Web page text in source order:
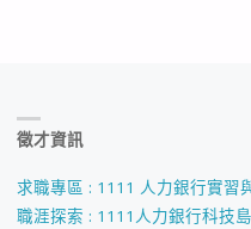
徵才資訊
求職專區 : 1111 人力銀行實習
職涯探索 : 1111人力銀行科技